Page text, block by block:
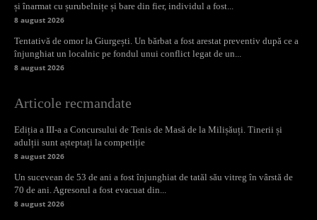
și înarmat cu șurubelnițe și bare din fier, individul a fost...
8 august 2026
Tentativă de omor la Giurgești. Un bărbat a fost arestat preventiv după ce a
înjunghiat un localnic pe fondul unui conflict legat de un...
8 august 2026
Articole recmandate
Ediția a III-a a Concursului de Tenis de Masă de la Milișăuți. Tinerii și
adulții sunt așteptați la competiție
8 august 2026
Un sucevean de 53 de ani a fost înjunghiat de tatăl său vitreg în vârstă de
70 de ani. Agresorul a fost evacuat din...
8 august 2026